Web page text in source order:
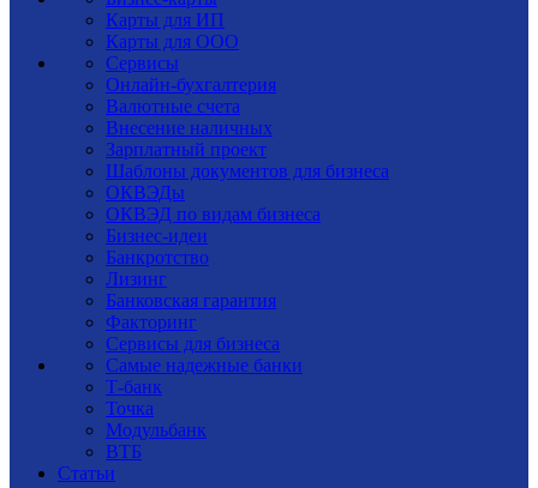
Карты для ИП
Карты для ООО
Сервисы
Онлайн-бухгалтерия
Валютные счета
Внесение наличных
Зарплатный проект
Шаблоны документов для бизнеса
ОКВЭДы
ОКВЭД по видам бизнеса
Бизнес-идеи
Банкротство
Лизинг
Банковская гарантия
Факторинг
Сервисы для бизнеса
Самые надежные банки
Т-банк
Точка
Модульбанк
ВТБ
Статьи